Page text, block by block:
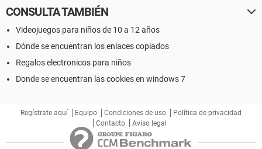
CONSULTA TAMBIÉN
Videojuegos para niños de 10 a 12 años
Dónde se encuentran los enlaces copiados
Regalos electronicos para niños
Donde se encuentran las cookies en windows 7
Regístrate aquí Equipo Condiciones de uso
Política de privacidad
Contacto
Aviso legal